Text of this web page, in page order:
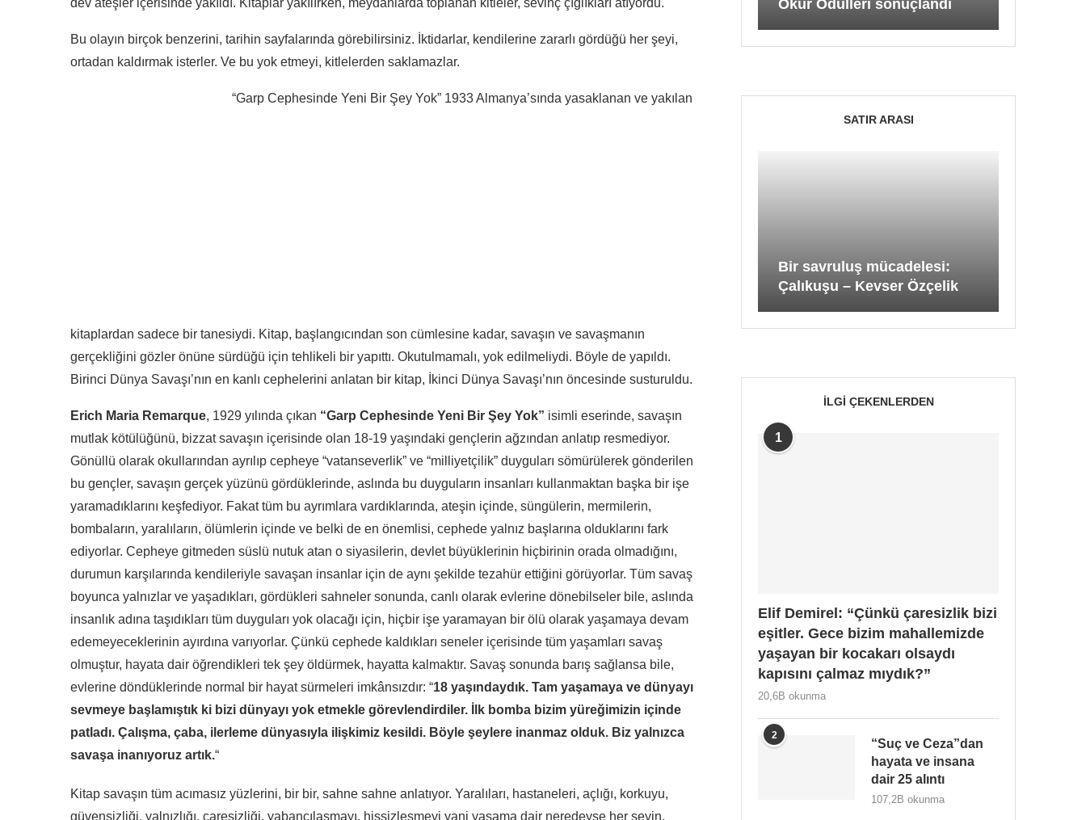
Bu olayın birçok benzerini, tarihin sayfalarında görebilirsiniz. İktidarlar, kendilerine zararlı gördüğü her şeyi,
ortadan kaldırmak isterler. Ve bu yok etmeyi, kitlelerden saklamazlar.
“Garp Cephesinde Yeni Bir Şey Yok” 1933 Almanya’sında yasaklanan ve yakılan
kitaplardan sadece bir tanesiydi. Kitap, başlangıcından son cümlesine kadar, savaşın ve savaşmanın
gerçekliğini gözler önüne sürdüğü için tehlikeli bir yapıttı. Okutulmamalı, yok edilmeliydi. Böyle de yapıldı.
Birinci Dünya Savaşı’nın en kanlı cephelerini anlatan bir kitap, İkinci Dünya Savaşı’nın öncesinde susturuldu.
Erich Maria Remarque, 1929 yılında çıkan “Garp Cephesinde Yeni Bir Şey Yok” isimli eserinde, savaşın
mutlak kötülüğünü, bizzat savaşın içerisinde olan 18-19 yaşındaki gençlerin ağzından anlatıp resmediyor.
Gönüllü olarak okullarından ayrılıp cepheye “vatanseverlik” ve “milliyetçilik” duyguları sömürülerek gönderilen
bu gençler, savaşın gerçek yüzünü gördüklerinde, aslında bu duyguların insanları kullanmaktan başka bir işe
yaramadıklarını keşfediyor. Fakat tüm bu ayrımlara vardıklarında, ateşin içinde, süngülerin, mermilerin,
bombaların, yaralıların, ölümlerin içinde ve belki de en önemlisi, cephede yalnız başlarına olduklarını fark
ediyorlar. Cepheye gitmeden süslü nutuk atan o siyasilerin, devlet büyüklerinin hiçbirinin orada olmadığını,
durumun karşılarında kendileriyle savaşan insanlar için de aynı şekilde tezahür ettiğini görüyorlar. Tüm savaş
boyunca yalnızlar ve yaşadıkları, gördükleri sahneler sonunda, canlı olarak evlerine dönebilseler bile, aslında
insanlık adına taşıdıkları tüm duyguları yok olacağı için, hiçbir işe yaramayan bir ölü olarak yaşamaya devam
edemeyeceklerinin ayırdına varıyorlar. Çünkü cephede kaldıkları seneler içerisinde tüm yaşamları savaş
olmuştur, hayata dair öğrendikleri tek şey öldürmek, hayatta kalmaktır. Savaş sonunda barış sağlansa bile,
evlerine döndüklerinde normal bir hayat sürmeleri imkânsızdır: “18 yaşındaydık. Tam yaşamaya ve dünyayı
sevmeye başlamıştık ki bizi dünyayı yok etmekle görevlendirdiler. İlk bomba bizim yüreğimizin içinde
patladı. Çalışma, çaba, ilerleme dünyasıyla ilişkimiz kesildi. Böyle şeylere inanmaz olduk. Biz yalnızca
savaşa inanıyoruz artık.“
Kitap savaşın tüm acımasız yüzlerini, bir bir, sahne sahne anlatıyor. Yaralıları, hastaneleri, açlığı, korkuyu,
güvensizliği, yalnızlığı, çaresizliği, yabancılaşmayı, hissizleşmeyi yani yaşama dair neredeyse her şeyin,
Okur Ödülleri sonuçlandı
SATIR ARASI
Bir savruluş mücadelesi:
Çalıkuşu – Kevser Özçelik
İLGI ÇEKENLERDEN
1
Elif Demirel: “Çünkü çaresizlik bizi
eşitler. Gece bizim mahallemizde
yaşayan bir kocakarı olsaydı
kapısını çalmaz mıydık?”
20,6B okunma
2
“Suç ve Ceza”dan
hayata ve insana
dair 25 alıntı
107,2B okunma